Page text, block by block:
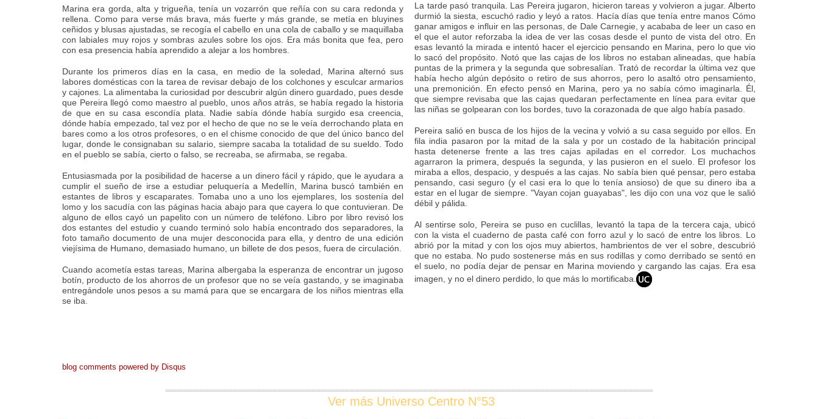
Marina era gorda, alta y trigueña, tenía un vozarrón que reñía con su cara redonda y
rellena. Como para verse más brava, más fuerte y más grande, se metía en bluyines
ceñidos y blusas ajustadas, se recogía el cabello en una cola de caballo y se maquillaba
con labiales muy rojos y sombras azules sobre los ojos. Era más bonita que fea, pero
con esa presencia había aprendido a alejar a los hombres.
Durante los primeros días en la casa, en medio de la soledad, Marina alternó sus
labores domésticas con la tarea de revisar debajo de los colchones y esculcar armarios
y cajones. La alimentaba la curiosidad por descubrir algún dinero guardado, pues desde
que Pereira llegó como maestro al pueblo, unos años atrás, se había regado la historia
de que en su casa escondía plata. Nadie sabía dónde había surgido esa creencia,
dónde había empezado, tal vez por el hecho de que no se le veía derrochando plata en
bares como a los otros profesores, o en el chisme conocido de que del único banco del
lugar, donde le consignaban su salario, siempre sacaba la totalidad de su sueldo. Todo
en el pueblo se sabía, cierto o falso, se recreaba, se afirmaba, se regaba.
Entusiasmada por la posibilidad de hacerse a un dinero fácil y rápido, que le ayudara a
cumplir el sueño de irse a estudiar peluquería a Medellín, Marina buscó también en
estantes de libros y escaparates. Tomaba uno a uno los ejemplares, los sostenía del
lomo y los sacudía con las páginas hacia abajo para que cayera lo que contuvieran. De
alguno de ellos cayó un papelito con un número de teléfono. Libro por libro revisó los
dos estantes del estudio y cuando terminó solo había encontrado dos separadores, la
foto tamaño documento de una mujer desconocida para ella, y dentro de una edición
viejísima de Humano, demasiado humano, un billete de dos pesos, fuera de circulación.
Cuando acometía estas tareas, Marina albergaba la esperanza de encontrar un jugoso
botín, producto de los ahorros de un profesor que no se veía gastando, y se imaginaba
entregándole unos pesos a su mamá para que se encargara de los niños mientras ella
se iba.
La tarde pasó tranquila. Las Pereira jugaron, hicieron tareas y volvieron a jugar. Alberto
durmió la siesta, escuchó radio y leyó a ratos. Hacía días que tenía entre manos Cómo
ganar amigos e influir en las personas, de Dale Carnegie, y acababa de leer un caso en
el que el autor reforzaba la idea de ver las cosas desde el punto de vista del otro. En
esas levantó la mirada e intentó hacer el ejercicio pensando en Marina, pero lo que vio
lo sacó del propósito. Notó que las cajas de los libros no estaban alineadas, que había
puntas de la primera y la segunda que sobresalían. Trató de recordar la última vez que
había hecho algún depósito o retiro de sus ahorros, pero lo asaltó otro pensamiento,
una premonición. En efecto pensó en Marina, pero ya no sabía cómo imaginarla. Él,
que siempre revisaba que las cajas quedaran perfectamente en línea para evitar que
las niñas se golpearan con los bordes, tuvo la corazonada de que algo había pasado.
Pereira salió en busca de los hijos de la vecina y volvió a su casa seguido por ellos. En
fila india pasaron por la mitad de la sala y por un costado de la habitación principal
hasta detenerse frente a las tres cajas apiladas en el corredor. Los muchachos
agarraron la primera, después la segunda, y las pusieron en el suelo. El profesor los
miraba a ellos, despacio, y después a las cajas. No sabía bien qué pensar, pero estaba
pensando, casi seguro (y el casi era lo que lo tenía ansioso) de que su dinero iba a
estar en el lugar de siempre. "Vayan cojan guayabas", les dijo con una voz que le salió
débil y pálida.
Al sentirse solo, Pereira se puso en cuclillas, levantó la tapa de la tercera caja, ubicó
con la vista el cuaderno de pasta café con forro azul y lo sacó de entre los libros. Lo
abrió por la mitad y con los ojos muy abiertos, hambrientos de ver el sobre, descubrió
que no estaba. No pudo sostenerse más en sus rodillas y como derribado se sentó en
el suelo, no podía dejar de pensar en Marina moviendo y cargando las cajas. Era esa
imagen, y no el dinero perdido, lo que más lo mortificaba.
blog comments powered by Disqus
Ver más Universo Centro N°53